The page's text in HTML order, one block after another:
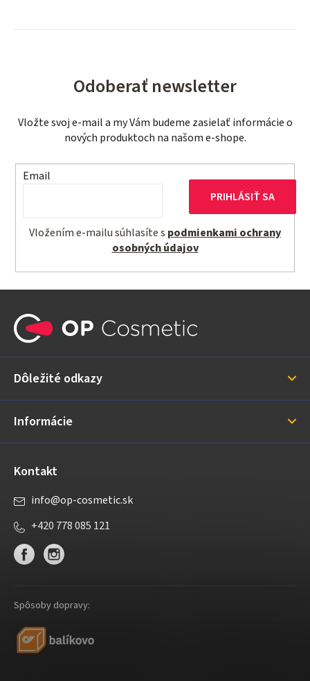
Odoberať newsletter
Vložte svoj e-mail a my Vám budeme zasielať informácie o
nových produktoch na našom e-shope.
Email
Vložením e-mailu súhlasíte s podmienkami ochrany
osobných údajov
PRIHLÁSIŤ SA
ä
i
Dôležité odkazy
Informácie
Kontakt
info@op-cosmetic.sk
+420 778 085 121
Spôsoby dopravy: